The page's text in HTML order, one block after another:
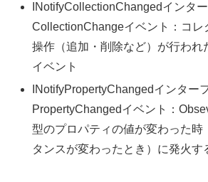
INotifyCollectionChangedインタ
CollectionChangeイベント：コレ
操作（追加・削除など）が行われ
イベント
INotifyPropertyChangedインター
PropertyChangedイベント：
型のプロパティの値が変わった時
タンスが変わったとき）に発火す